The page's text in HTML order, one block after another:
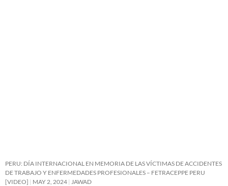
PERU: DÍA INTERNACIONAL EN MEMORIA DE LAS VÍCTIMAS DE ACCIDENTES
DE TRABAJO Y ENFERMEDADES PROFESIONALES – FETRACEPPE PERU
[VIDEO]
MAY 2, 2024 JAWAD